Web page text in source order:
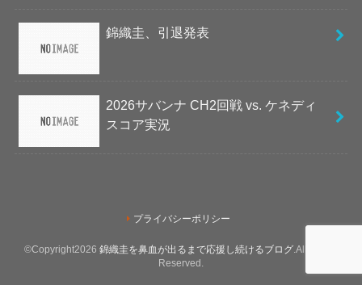
錦織圭、引退発表
2026サバンナ CH2回戦 vs. ケネディ
スコア実況
プライバシーポリシー
©Copyright2026 錦織圭を鼻血が出るまで応援し続けるブログ .All Rights
Reserved.